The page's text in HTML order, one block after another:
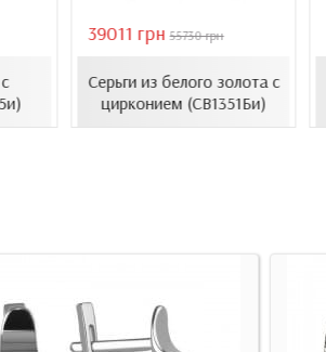
39011 грн 55730 грн
Серьги из белого золота с
цирконием (СВ1351Би)